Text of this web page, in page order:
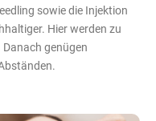
sowie die Injektion
Hier werden zu
genügen